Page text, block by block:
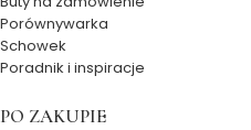
Porównywarka
Schowek
Poradnik i inspiracje
PO ZAKUPIE